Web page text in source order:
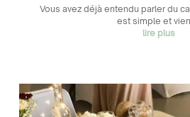
Vous avez déjà entendu parler du
est simple et
lire plus